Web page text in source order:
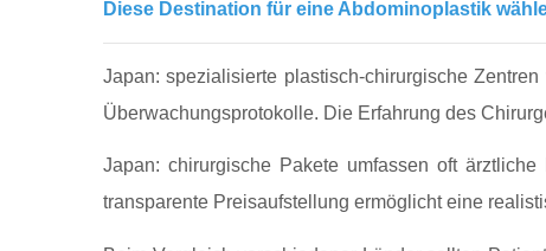
Diese Destination für eine Abdominoplastik
Japan: spezialisierte plastisch‑chirurgische
Überwachungsprotokolle. Die Erfahrung des
Japan: chirurgische Pakete umfassen oft
transparente Preisaufstellung ermöglicht eine